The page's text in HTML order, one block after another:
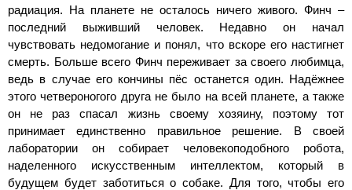
радиация. На планете не осталось ничего живого. Финч –
последний выживший человек. Недавно он начал
чувствовать недомогание и понял, что вскоре его настигнет
смерть. Больше всего Финч переживает за своего любимца,
ведь в случае его кончины пёс останется один. Надёжнее
этого четвероногого друга не было на всей планете, а также
он не раз спасал жизнь своему хозяину, поэтому тот
принимает единственно правильное решение. В своей
лаборатории он собирает человекоподобного робота,
наделенного искусственным интеллектом, который в
будущем будет заботиться о собаке. Для того, чтобы его